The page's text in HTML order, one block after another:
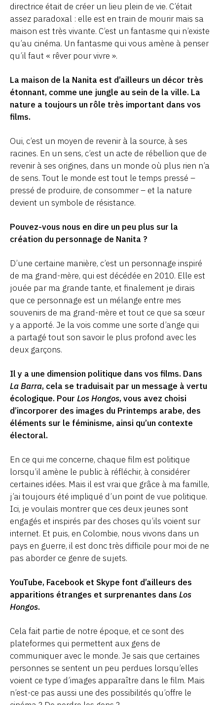
directrice était de créer un lieu plein de vie. C’était
assez paradoxal : elle est en train de mourir mais sa
maison est très vivante. C’est un fantasme qui n’existe
qu’au cinéma. Un fantasme qui vous amène à penser
qu’il faut « rêver pour vivre ».
La maison de la Nanita est d’ailleurs un décor très
étonnant, comme une jungle au sein de la ville. La
nature a toujours un rôle très important dans vos
films.
Oui, c’est un moyen de revenir à la source, à ses
racines. En un sens, c’est un acte de rébellion que de
revenir à ses origines, dans un monde où plus rien n’a
de sens. Tout le monde est tout le temps pressé –
pressé de produire, de consommer – et la nature
devient un symbole de résistance.
Pouvez-vous nous en dire un peu plus sur la
création du personnage de Nanita ?
D’une certaine manière, c’est un personnage inspiré
de ma grand-mère, qui est décédée en 2010. Elle est
jouée par ma grande tante, et finalement je dirais
que ce personnage est un mélange entre mes
souvenirs de ma grand-mère et tout ce que sa sœur
y a apporté. Je la vois comme une sorte d’ange qui
a partagé tout son savoir le plus profond avec les
deux garçons.
Il y a une dimension politique dans vos films. Dans
La Barra, cela se traduisait par un message à vertu
écologique. Pour Los Hongos, vous avez choisi
d’incorporer des images du Printemps arabe, des
éléments sur le féminisme, ainsi qu’un contexte
électoral.
En ce qui me concerne, chaque film est politique
lorsqu’il amène le public à réfléchir, à considérer
certaines idées. Mais il est vrai que grâce à ma famille,
j’ai toujours été impliqué d’un point de vue politique.
Ici, je voulais montrer que ces deux jeunes sont
engagés et inspirés par des choses qu’ils voient sur
internet. Et puis, en Colombie, nous vivons dans un
pays en guerre, il est donc très difficile pour moi de ne
pas aborder ce genre de sujets.
YouTube, Facebook et Skype font d’ailleurs des
apparitions étranges et surprenantes dans Los
Hongos.
Cela fait partie de notre époque, et ce sont des
plateformes qui permettent aux gens de
communiquer avec le monde. Je sais que certaines
personnes se sentent un peu perdues lorsqu’elles
voient ce type d’images apparaître dans le film. Mais
n’est-ce pas aussi une des possibilités qu’offre le